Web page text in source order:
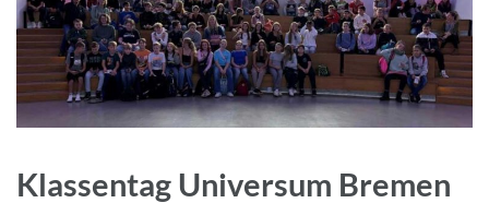
Klassentag Universum Bremen